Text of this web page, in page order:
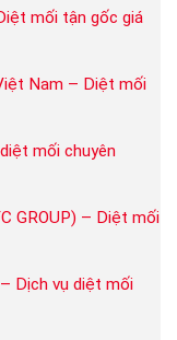
mối tận gốc giá
Nam – Diệt mối
mối chuyên
GROUP) – Diệt mối
Dịch vụ diệt mối